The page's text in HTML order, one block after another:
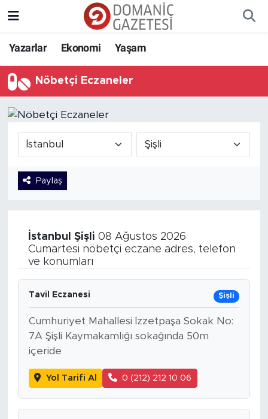
Yazarlar Ekonomi Yaşam
Nöbetçi Eczaneler
Paylaş
İstanbul Şişli 08 Ağustos 2026
Cumartesi nöbetçi eczane adres, telefon
ve konumları
Tavil Eczanesi Şişli
Cumhuriyet Mahallesi İzzetpaşa Sokak No:
7A Şişli Kaymakamlığı sokağında 50m
içeride
Yol Tarifi Al 0 (212) 212 10 06